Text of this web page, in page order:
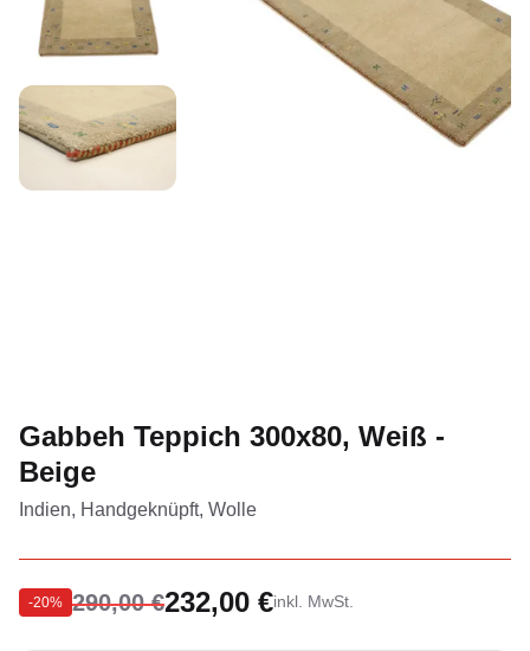
Gabbeh Teppich 300x80, Weiß -
Beige
Indien, Handgeknüpft, Wolle
-20% 290,00 €232,00 €inkl. MwSt.